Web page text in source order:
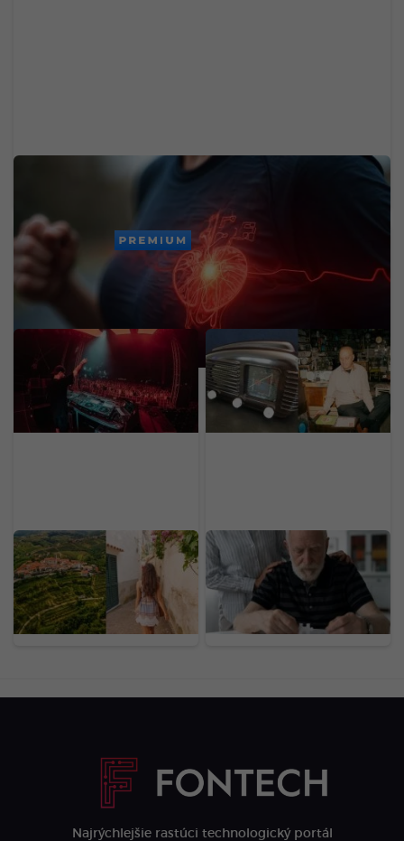
Expertky odporúčajú 1/3 šálky jednej potraviny
PREMIUM
Ušetri na Lovestream
festivale: Naši čitatelia
majú až 30 % zľavu na
všetky lístky
Legendárne rádio z povál
má dnes vysokú cenu.
Kultový kúsok predáš za
desiatky eur
Toskánsko bez
miliardárov a s vínom za
6 eur. Tajný poklad
Európy nájdeš kúsok za
našimi hraniciami
Chceš sa vyhnúť
demencii v starobe?
Zmenou troch návykov
medzi 45. a 65. rokom
získaš vyše dekádu
zdravého života
Najrýchlejšie rastúci technologický portál